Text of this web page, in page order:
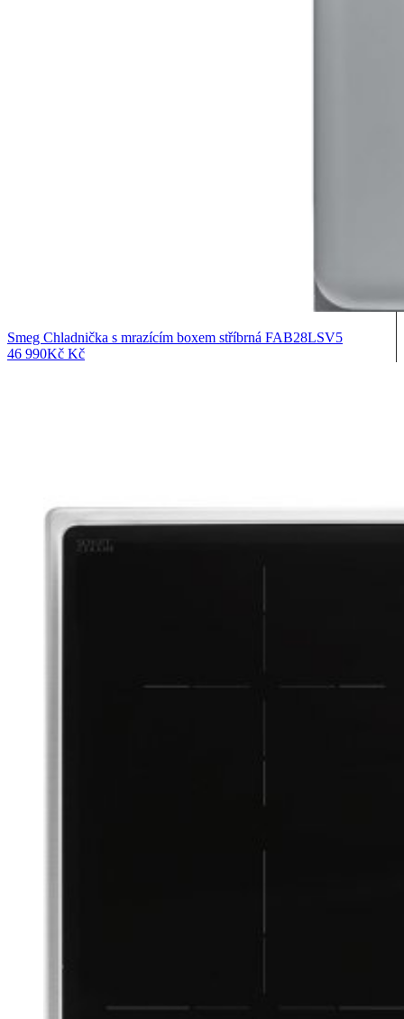
Smeg Chladnička s mrazícím boxem stříbrná FAB28LSV5
46 990Kč Kč